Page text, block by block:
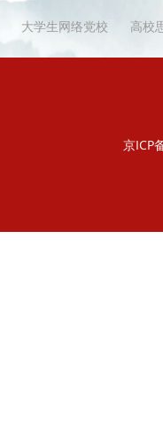
大学生网络党校 高校
京ICP